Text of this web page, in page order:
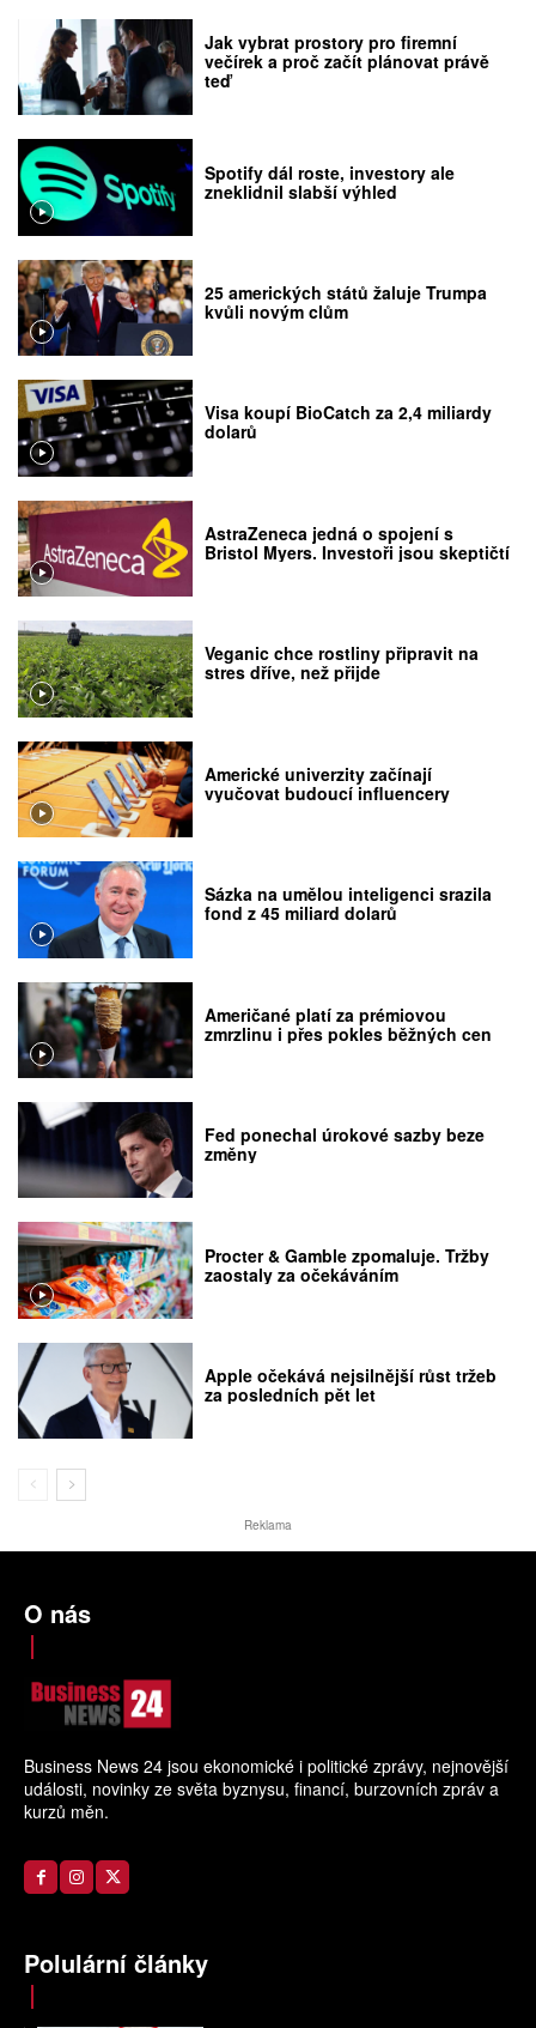
Jak vybrat prostory pro firemní
večírek a proč začít plánovat právě
teď
Spotify dál roste, investory ale
zneklidnil slabší výhled
25 amerických států žaluje Trumpa
kvůli novým clům
Visa koupí BioCatch za 2,4 miliardy
dolarů
AstraZeneca jedná o spojení s
Bristol Myers. Investoři jsou skeptičtí
Veganic chce rostliny připravit na
stres dříve, než přijde
Americké univerzity začínají
vyučovat budoucí influencery
Sázka na umělou inteligenci srazila
fond z 45 miliard dolarů
Američané platí za prémiovou
zmrzlinu i přes pokles běžných cen
Fed ponechal úrokové sazby beze
změny
Procter & Gamble zpomaluje. Tržby
zaostaly za očekáváním
Apple očekává nejsilnější růst tržeb
za posledních pět let
Reklama
O nás
Business News 24 jsou ekonomické i politické zprávy, nejnovější
události, novinky ze světa byznysu, financí, burzovních zpráv a
kurzů měn.
Polulární články